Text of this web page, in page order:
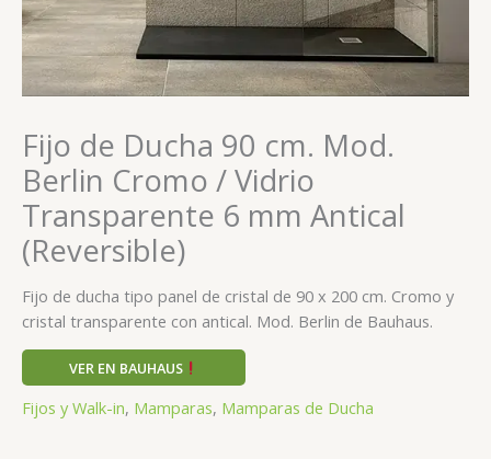
Fijo de Ducha 90 cm. Mod.
Berlin Cromo / Vidrio
Transparente 6 mm Antical
(Reversible)
Fijo de ducha tipo panel de cristal de 90 x 200 cm. Cromo y
cristal transparente con antical. Mod. Berlin de Bauhaus.
VER EN BAUHAUS
Fijos y Walk-in, Mamparas, Mamparas de Ducha